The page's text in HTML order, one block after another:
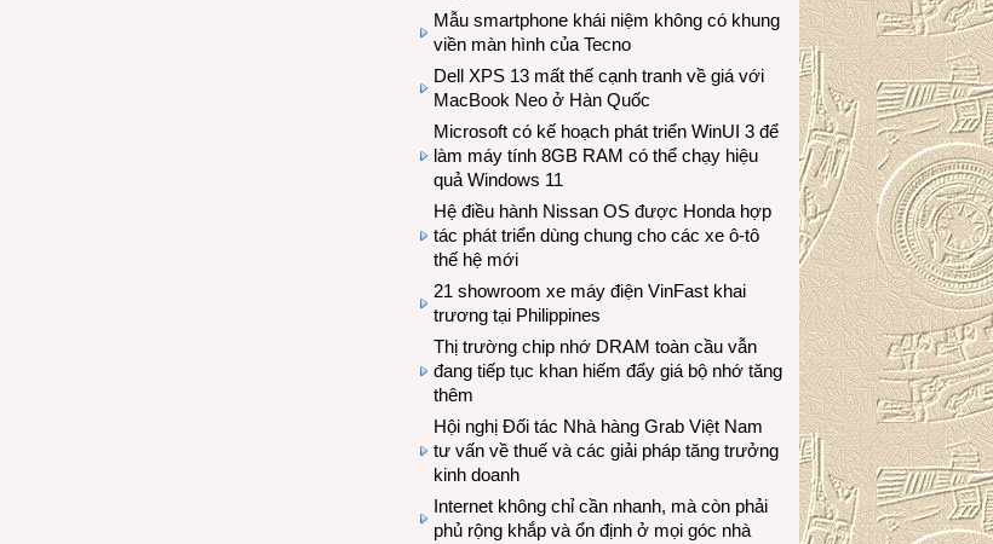
Mẫu smartphone khái niệm không có khung
viền màn hình của Tecno
Dell XPS 13 mất thế cạnh tranh về giá với
MacBook Neo ở Hàn Quốc
Microsoft có kế hoạch phát triển WinUI 3 để
làm máy tính 8GB RAM có thể chạy hiệu
quả Windows 11
Hệ điều hành Nissan OS được Honda hợp
tác phát triển dùng chung cho các xe ô-tô
thế hệ mới
21 showroom xe máy điện VinFast khai
trương tại Philippines
Thị trường chip nhớ DRAM toàn cầu vẫn
đang tiếp tục khan hiếm đẩy giá bộ nhớ tăng
thêm
Hội nghị Đối tác Nhà hàng Grab Việt Nam
tư vấn về thuế và các giải pháp tăng trưởng
kinh doanh
Internet không chỉ cần nhanh, mà còn phải
phủ rộng khắp và ổn định ở mọi góc nhà